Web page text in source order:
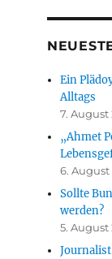
Ein
Alltags
7. August
„Ahmet
6. August
Sollte
werden?
5. August